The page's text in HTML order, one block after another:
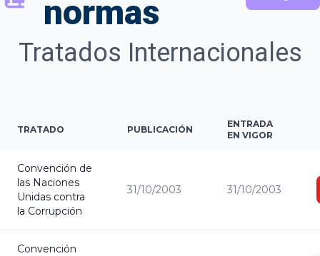
normas
Tratados Internacionales
TRATADO PUBLICACIÓN
ENTRADA
EN VIGOR
Convención de
las Naciones
Unidas contra
la Corrupción
31/10/2003 31/10/2003
Convención